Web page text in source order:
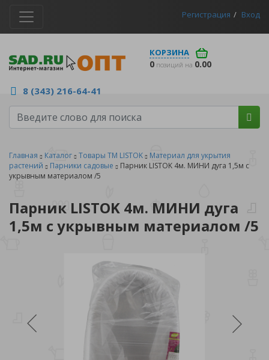
Регистрация Вход
КОРЗИНА
0 позиций на 0.00
8 (343) 216-64-41
Главная Каталог Товары ТМ LISTOK
Материал для укрытия
растений
Парники садовые
Парник LISTOK 4м. МИНИ дуга 1,5м с
укрывным материалом /5
Парник LISTOK 4м. МИНИ дуга
1,5м с укрывным материалом /5